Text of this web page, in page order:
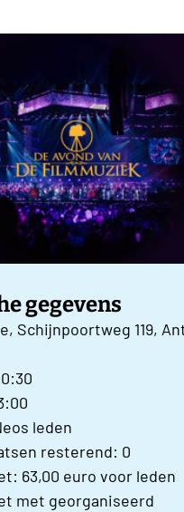
gegevens
Schijnpoortweg 119,
leden
resterend: 0
63,00 euro voor leden
met georganiseerd